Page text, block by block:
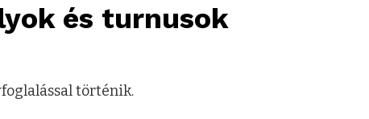
és turnusok
történik.